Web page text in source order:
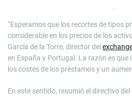
.
“Esperamos que los recortes de tipos
considerable en los precios de los
García de la Torre, director del
en España y Portugal. La razón es que
los costes de los préstamos y un
En este sentido, resumió el directivo